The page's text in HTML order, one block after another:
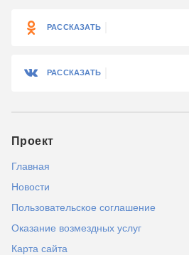
РАССКАЗАТЬ
РАССКАЗАТЬ
Проект
Главная
Новости
Пользовательское соглашение
Оказание возмездных услуг
Карта сайта